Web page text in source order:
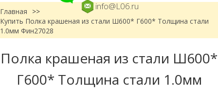
info@L06.ru
Главная
>>
Купить Полка крашеная из стали Ш600* Г600* Толщина стали
1.0мм Фин27028
Полка крашеная из стали Ш600*
Г600* Толщина стали 1.0мм